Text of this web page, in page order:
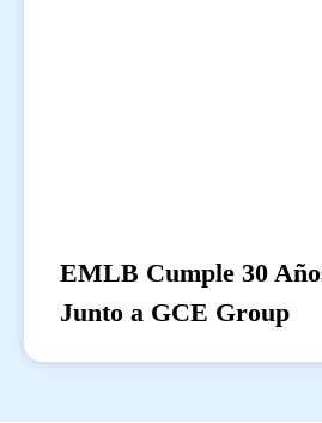
EMLB Cumple 30
Junto a GCE Group